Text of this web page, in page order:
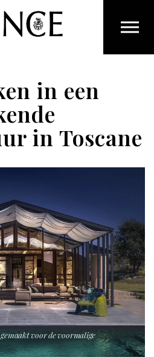
direct naar de inhoud
in een
in Toscane
voor de voormalige